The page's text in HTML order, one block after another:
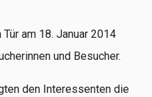
am 18. Januar 2014
und Besucher.
den Interessenten die